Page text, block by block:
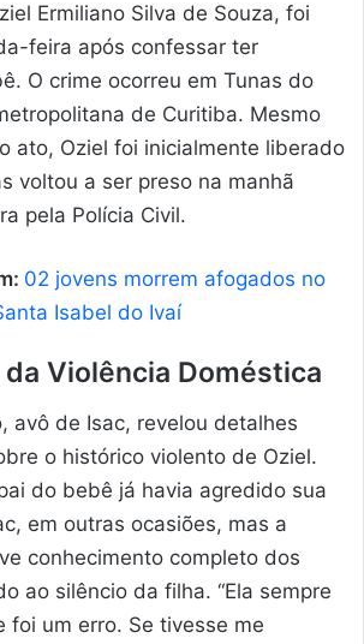
Ermiliano Silva de Souza, foi
feira após confessar ter
O crime ocorreu em Tunas do
de Curitiba. Mesmo
ato, Oziel foi inicialmente liberado
voltou a ser preso na manhã
pela Polícia Civil.
02 jovens morrem afogados no
Isabel do Ivaí
Violência Doméstica
avô de Isac, revelou detalhes
o histórico violento de Oziel.
do bebê já havia agredido sua
em outras ocasiões, mas a
conhecimento completo dos
ao silêncio da filha. “Ela sempre
foi um erro. Se tivesse me